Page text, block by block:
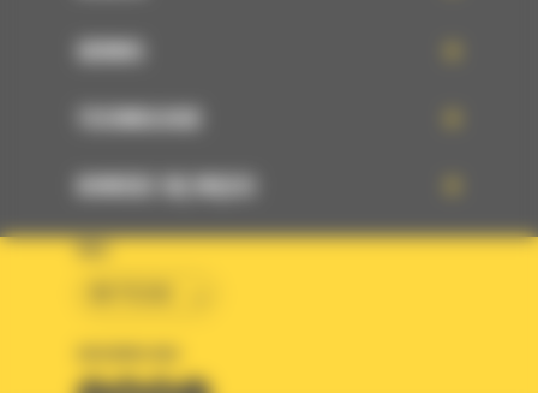
SERWIS
TECHNOLOGIE
DOWIEDZ SIĘ WIĘCEJ
KRAJ